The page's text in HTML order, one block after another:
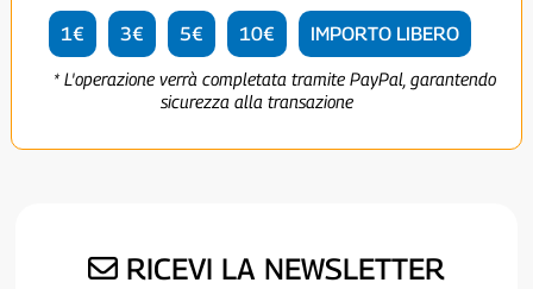
1€ 3€ 5€ 10€ IMPORTO LIBERO
* L'operazione verrà completata tramite PayPal, garantendo
sicurezza alla transazione
RICEVI LA NEWSLETTER